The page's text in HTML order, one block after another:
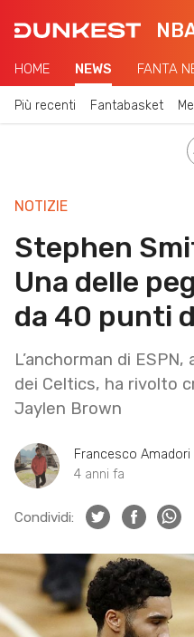
HOME NEWS FANTA
Più recenti Fantabasket
NOTIZIE
Stephen
Una delle
da 40 punti
L’anchorman di
dei Celtics, ha rivolto
Jaylen Brown
Francesco Amadori
4 anni fa
Condividi: